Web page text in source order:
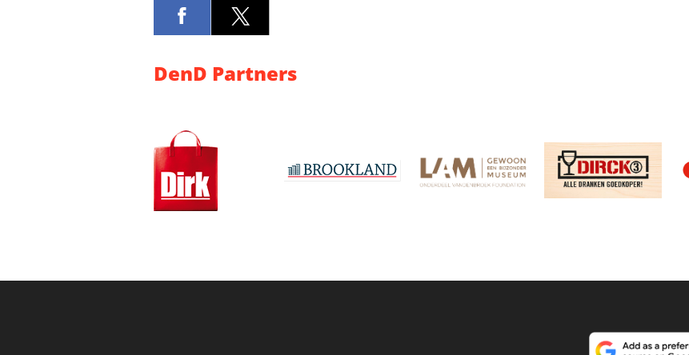
DenD Partners